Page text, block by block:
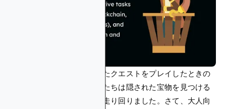
私たちが子供の頃、ばかげたクエストをプレイしたときの
ことを覚えていますか？私たちは隠された宝物を見つける
ふりをして、狂ったように走り回りました。さて、大人向